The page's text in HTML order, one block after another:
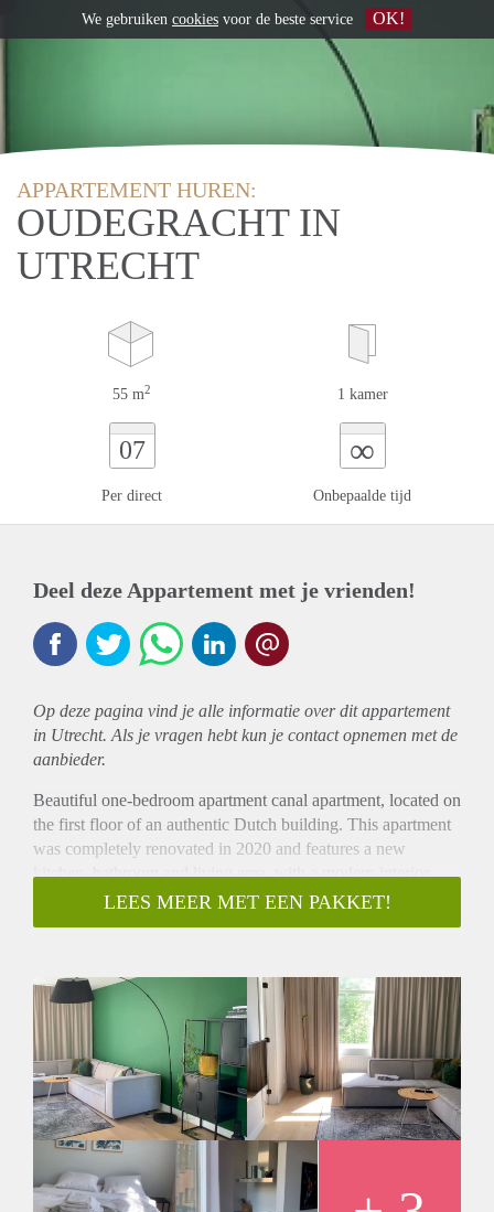
APPARTEMENT HUREN:
OUDEGRACHT IN
UTRECHT
55 m2 1 kamer
07
Per direct
∞
Onbepaalde tijd
Deel deze Appartement met je vrienden!
Op deze pagina vind je alle informatie over ditappartement
in Utrecht. Als je vragen hebt kun je contact opnemen met de
aanbieder.
Beautiful one-bedroom apartment canal apartment, located on
the first floor of an authentic Dutch building. This apartment
was completely renovated in 2020 and features a new
kitchen, bathroom and living area, with a modern interior.
The living area and bedroom are located at the front of the
apartment. From here you have a perfect view of the canal
LEES MEER MET EEN PAKKET!
We gebruiken cookies voor de beste service OK!